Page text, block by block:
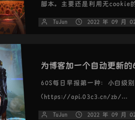
脚本。主要还是利用无cookie
TuJun 2022 年 09 月
为博客加一个自动更新的
60S每日早报第一种：小白级
(https://api.03c3.cn/zb/...
TuJun 2022 年 09 月